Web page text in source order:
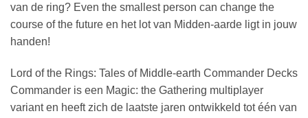
van de ring? Even the smallest person can change the
course of the future en het lot van Midden-aarde ligt in jouw
handen!
Lord of the Rings: Tales of Middle-earth Commander Decks
Commander is een Magic: the Gathering multiplayer
variant en heeft zich de laatste jaren ontwikkeld tot één van